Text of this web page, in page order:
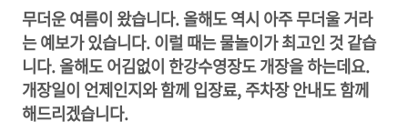
무더운 여름이 왔습니다. 올해도 역시 아주 무더울 거라
는 예보가 있습니다. 이럴 때는 물놀이가 최고인 것 같습
니다. 올해도 어김없이 한강수영장도 개장을 하는데요.
개장일이 언제인지와 함께 입장료, 주차장 안내도 함께
해드리겠습니다.